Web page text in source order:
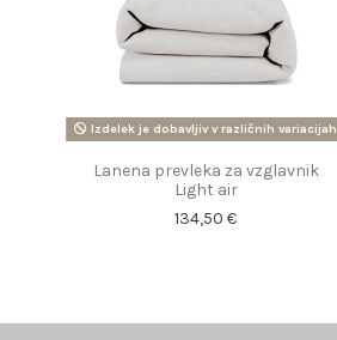
Izdelek je dobavljiv v različnih variacijah
Lanena prevleka za vzglavnik
Light air
134,50 €